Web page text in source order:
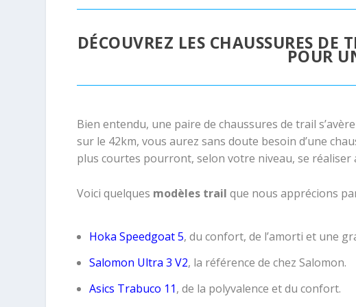
DÉCOUVREZ LES CHAUSSURES
POUR
Bien entendu, une paire de chaussures de trail
sur le 42km, vous aurez sans doute besoin d’une
plus courtes pourront, selon votre niveau, se réaliser
Voici quelques modèles trail que nous apprécions
Hoka Speedgoat 5, du confort, de l’amorti et une
Salomon Ultra 3 V2, la référence de chez Salomon.
Asics Trabuco 11, de la polyvalence et du confort.